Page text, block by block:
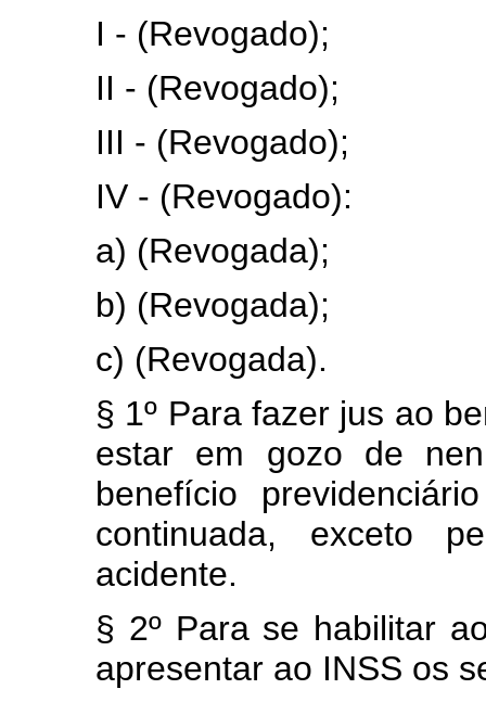
I - (Revogado);
II - (Revogado);
III - (Revogado);
IV - (Revogado):
a) (Revogada);
b) (Revogada);
c) (Revogada).
§ 1º Para fazer jus ao
estar em gozo de
benefício
continuada, exceto
acidente.
§ 2º Para se habilitar
apresentar ao INSS os